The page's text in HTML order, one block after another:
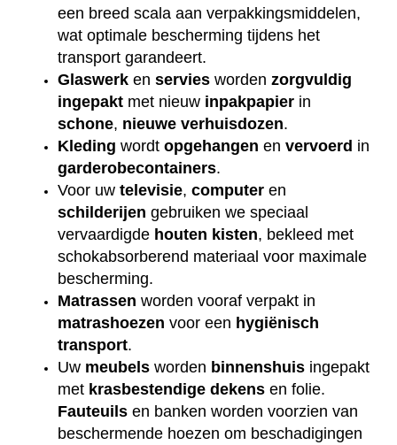
een breed scala aan verpakkingsmiddelen,
wat optimale bescherming tijdens het
transport garandeert.
Glaswerk en servies worden zorgvuldig
ingepakt met nieuw inpakpapier in
schone, nieuwe verhuisdozen.
Kleding wordt opgehangen en vervoerd in
garderobecontainers.
Voor uw televisie, computer en
schilderijen gebruiken we speciaal
vervaardigde houten kisten, bekleed met
schokabsorberend materiaal voor maximale
bescherming.
Matrassen worden vooraf verpakt in
matrashoezen voor een hygiënisch
transport.
Uw meubels worden binnenshuis ingepakt
met krasbestendige dekens en folie.
Fauteuils en banken worden voorzien van
beschermende hoezen om beschadigingen